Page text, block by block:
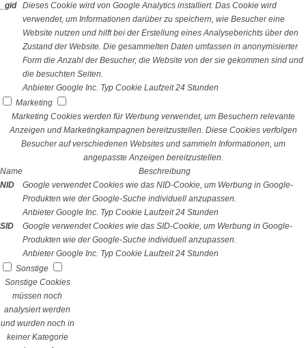
_gid
Dieses Cookie wird von Google Analytics installiert. Das Cookie wird
verwendet, um Informationen darüber zu speichern, wie Besucher eine
Website nutzen und hilft bei der Erstellung eines Analyseberichts über den
Zustand der Website. Die gesammelten Daten umfassen in anonymisierter
Form die Anzahl der Besucher, die Website von der sie gekommen sind und
die besuchten Seiten.
Anbieter Google Inc. Typ Cookie Laufzeit 24 Stunden
Marketing
Marketing Cookies werden für Werbung verwendet, um Besuchern relevante
Anzeigen und Marketingkampagnen bereitzustellen. Diese Cookies verfolgen
Besucher auf verschiedenen Websites und sammeln Informationen, um
angepasste Anzeigen bereitzustellen.
Name
Beschreibung
NID
Google verwendet Cookies wie das NID-Cookie, um Werbung in Google-
Produkten wie der Google-Suche individuell anzupassen.
Anbieter Google Inc. Typ Cookie Laufzeit 24 Stunden
SID
Google verwendet Cookies wie das SID-Cookie, um Werbung in Google-
Produkten wie der Google-Suche individuell anzupassen.
Anbieter Google Inc. Typ Cookie Laufzeit 24 Stunden
Sonstige
Sonstige Cookies
müssen noch
analysiert werden
und wurden noch in
keiner Kategorie